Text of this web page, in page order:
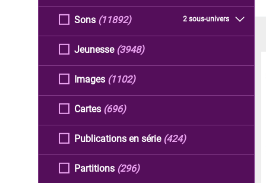
Sons 2 sous-univers
(11892)
Jeunesse (3948)
Images (1102)
Cartes (696)
Publications en série (424)
Partitions (296)